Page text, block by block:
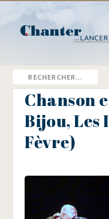
Chanson
Bijou, Les
Fèvre)